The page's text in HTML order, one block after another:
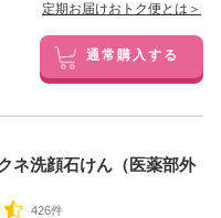
定期お届けおトク便とは＞
通常購入する
ネ洗顔石けん（医薬部外
426件